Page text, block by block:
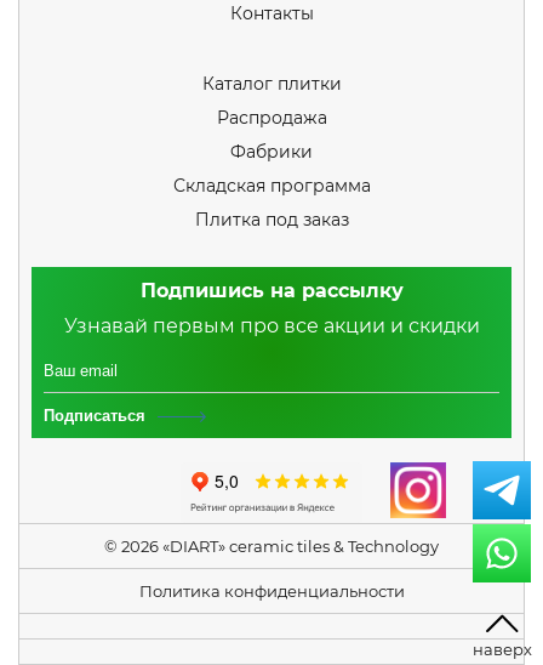
Контакты
Каталог плитки
Распродажа
Фабрики
Складская программа
Плитка под заказ
Подпишись на рассылку
Узнавай первым про все акции и скидки
Подписаться
© 2026 «DIART» ceramic tiles & Technology
Политика конфиденциальности